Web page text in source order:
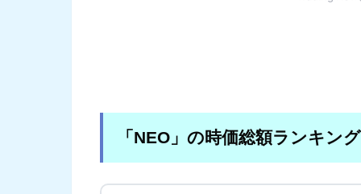
「NEO」の時価総額ランキング